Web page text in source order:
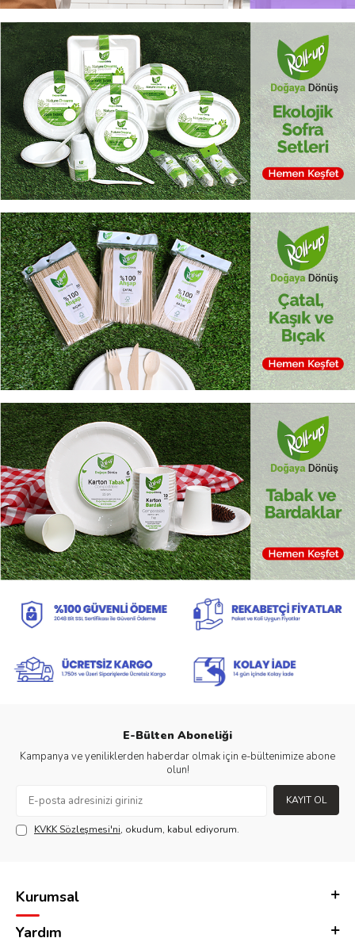
E-Bülten Aboneliği
Kampanya ve yeniliklerden haberdar olmak için e-bültenimize abone
olun!
KAYIT OL
KVKK Sözleşmesi'ni, okudum, kabul ediyorum.
Kurumsal
Yardım